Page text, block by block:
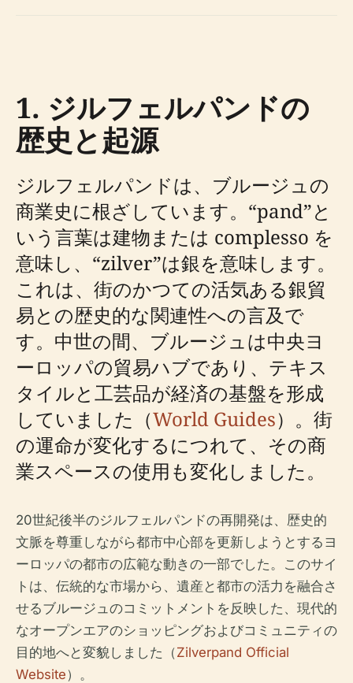
1. ジルフェルパンドの
歴史と起源
ジルフェルパンドは、ブルージュの
商業史に根ざしています。“pand”と
いう言葉は建物または complesso を
意味し、“zilver”は銀を意味します。
これは、街のかつての活気ある銀貿
易との歴史的な関連性への言及で
す。中世の間、ブルージュは中央ヨ
ーロッパの貿易ハブであり、テキス
タイルと工芸品が経済の基盤を形成
していました（World Guides）。街
の運命が変化するにつれて、その商
業スペースの使用も変化しました。
20世紀後半のジルフェルパンドの再開発は、歴史的
文脈を尊重しながら都市中心部を更新しようとするヨ
ーロッパの都市の広範な動きの一部でした。このサイ
トは、伝統的な市場から、遺産と都市の活力を融合さ
せるブルージュのコミットメントを反映した、現代的
なオープンエアのショッピングおよびコミュニティの
目的地へと変貌しました（Zilverpand Official
Website）。